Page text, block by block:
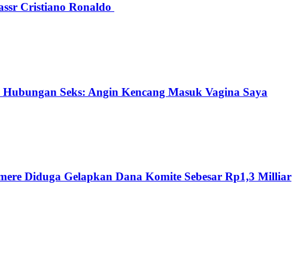
Cristiano Ronaldo
Seks: Angin Kencang Masuk Vagina Saya
Diduga Gelapkan Dana Komite Sebesar Rp1,3 Milliar